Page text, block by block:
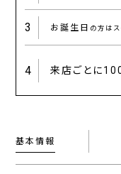
3 お誕生日 の方は
4 来店ごとに
基本情報